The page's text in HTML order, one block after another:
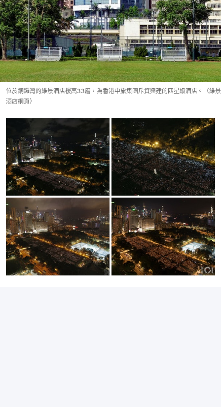
位於銅鑼灣的維景酒店樓高33層，為香港中旅集團斥資興建的四星級酒店。（維景
酒店網頁）